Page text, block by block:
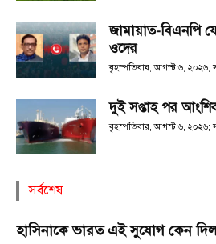
জামায়াত-বিএনপি
ওদের
বৃহস্পতিবার, আগস্ট ৬, ২০২৬;
দুই সপ্তাহ পর
বৃহস্পতিবার, আগস্ট ৬, ২০২৬;
সর্বশেষ
হাসিনাকে ভারত এই সুযোগ কেন